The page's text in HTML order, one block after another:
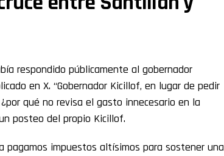
respondido públicamente al gobernador
en X. “Gobernador Kicillof, en lugar de pedir
qué no revisa el gasto innecesario en la
posteo del propio Kicillof.
pagamos impuestos altísimos para sostener una